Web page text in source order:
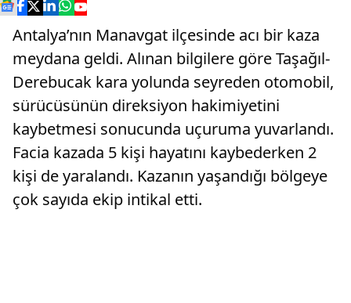
Antalya’nın Manavgat ilçesinde acı bir kaza
meydana geldi. Alınan bilgilere göre Taşağıl-
Derebucak kara yolunda seyreden otomobil,
sürücüsünün direksiyon hakimiyetini
kaybetmesi sonucunda uçuruma yuvarlandı.
Facia kazada 5 kişi hayatını kaybederken 2
kişi de yaralandı. Kazanın yaşandığı bölgeye
çok sayıda ekip intikal etti.